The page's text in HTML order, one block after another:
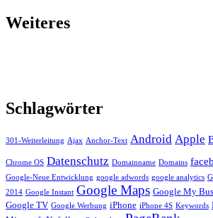
Weiteres
Schlagwörter
301-Weiterleitung Ajax Anchor-Text Android Apple
Chrome OS Datenschutz Domainname Domains
Google-Neue Entwicklung google adwords google analytics
2014 Google Instant Google Maps Google My
Google TV Google Werbung iPhone iPhone 4S Keywords